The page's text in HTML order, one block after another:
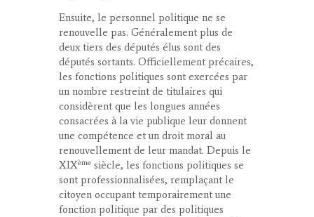
Ensuite, le personnel politique ne se
renouvelle pas. Généralement plus de
deux tiers des députés élus sont des
députés sortants. Officiellement précaires,
les fonctions politiques sont exercées par
un nombre restreint de titulaires qui
considèrent que les longues années
consacrées à la vie publique leur donnent
une compétence et un droit moral au
renouvellement de leur mandat. Depuis le
XIXème siècle, les fonctions politiques se
sont professionnalisées, remplaçant le
citoyen occupant temporairement une
fonction politique par des politiques